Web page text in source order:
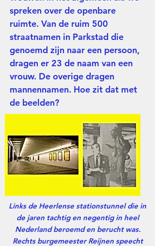
spreken over de openbare
ruimte. Van de ruim 500
straatnamen in Parkstad die
genoemd zijn naar een persoon,
dragen er 23 de naam van een
vrouw. De overige dragen
mannennamen. Hoe zit dat met
de beelden?
Links de Heerlense stationstunnel die in
de jaren tachtig en negentig in heel
Nederland beroemd en berucht was.
Rechts burgemeester Reijnen speecht